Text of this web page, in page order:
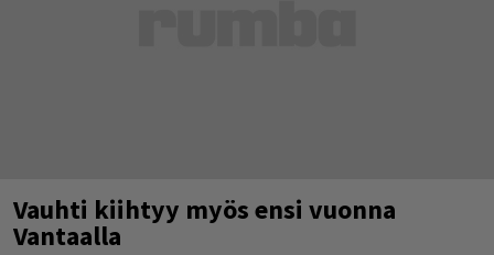
Vauhti kiihtyy myös ensi vuonna
Vantaalla